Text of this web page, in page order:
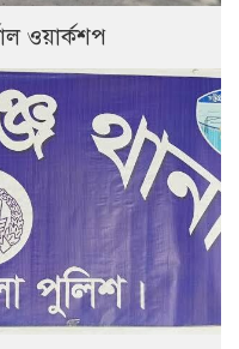
ওয়ার্কশপ